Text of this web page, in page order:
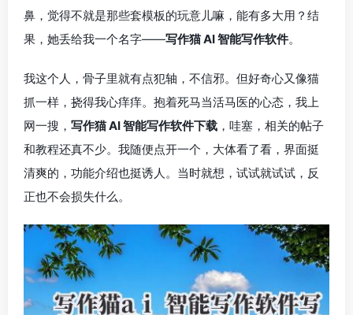
鼻，觉得不就是那些套模板的玩意儿嘛，能有多大用？结
果，她丢给我一个名字——写作猫 AI 智能写作软件。
我这个人，骨子里就有点犯轴，不信邪。但好奇心又像猫
抓一样，挠得我心痒痒。抱着死马当活马医的心态，我上
网一搜， 写作猫 AI 智能写作软件下载 ，哇塞，相关的帖子
和教程还真不少。我随便点开一个，大体看了看，界面挺
清爽的，功能介绍也挺诱人。当时就想，试试就试试，反
正也不会损失什么。